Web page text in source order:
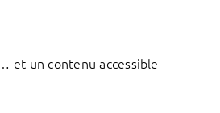
et un contenu accessible